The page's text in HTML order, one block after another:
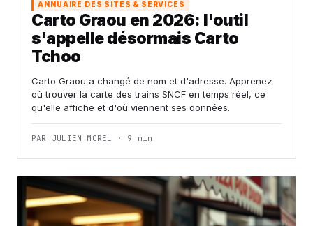
ANNUAIRE DES SITES & SERVICES
Carto Graou en 2026: l'outil
s'appelle désormais Carto
Tchoo
Carto Graou a changé de nom et d'adresse. Apprenez
où trouver la carte des trains SNCF en temps réel, ce
qu'elle affiche et d'où viennent ses données.
PAR JULIEN MOREL · 9 min